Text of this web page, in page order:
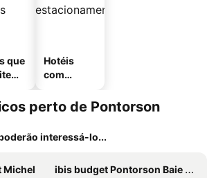
que
Hotéis
com
mento
perto de Pontorson
interessá-lo...
Michel
ibis budget Pontorson Baie du Mont-Saint-Michel